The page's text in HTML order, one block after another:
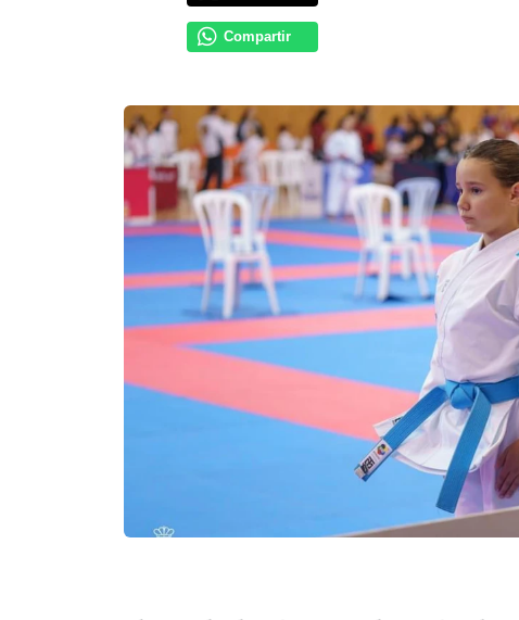
Compartir